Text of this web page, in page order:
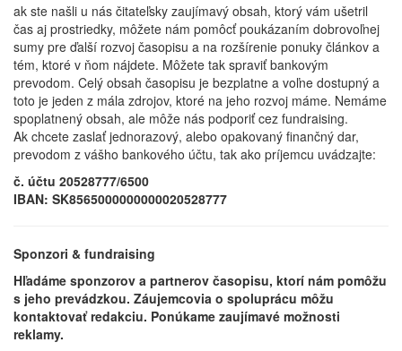
ak ste našli u nás čitateľsky zaujímavý obsah, ktorý vám ušetril
čas aj prostriedky, môžete nám pomôcť poukázaním dobrovoľnej
sumy pre ďalší rozvoj časopisu a na rozšírenie ponuky článkov a
tém, ktoré v ňom nájdete. Môžete tak spraviť bankovým
prevodom. Celý obsah časopisu je bezplatne a voľne dostupný a
toto je jeden z mála zdrojov, ktoré na jeho rozvoj máme. Nemáme
spoplatnený obsah, ale môže nás podporiť cez fundraising.
Ak chcete zaslať jednorazový, alebo opakovaný finančný dar,
prevodom z vášho bankového účtu, tak ako príjemcu uvádzajte:
č. účtu 20528777/6500
IBAN: SK8565000000000020528777
Sponzori & fundraising
Hľadáme sponzorov a partnerov časopisu, ktorí nám pomôžu
s jeho prevádzkou. Záujemcovia o spoluprácu môžu
kontaktovať redakciu. Ponúkame zaujímavé možnosti
reklamy.